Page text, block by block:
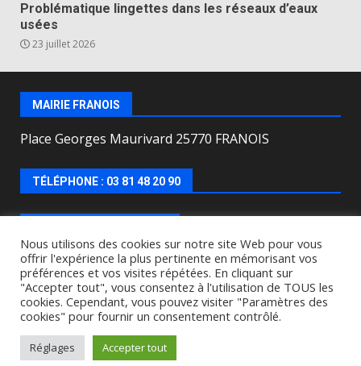
Problématique lingettes dans les réseaux d’eaux
usées
23 juillet 2026
MAIRIE FRANOIS
Place Georges Maurivard 25770 FRANOIS
TÉLÉPHONE : 03 81 48 20 90
Lundi, mercredi, jeudi, vendredi de : 8h00 à 12h00 et
le Mardi de 9h00 à 12h00 et de 16h30 à 18h30.
Copyright © All rights reserved.
themes.
Nous utilisons des cookies sur notre site Web pour vous
offrir l'expérience la plus pertinente en mémorisant vos
préférences et vos visites répétées. En cliquant sur
"Accepter tout", vous consentez à l'utilisation de TOUS les
cookies. Cependant, vous pouvez visiter "Paramètres des
cookies" pour fournir un consentement contrôlé.
Réglages Accepter tout